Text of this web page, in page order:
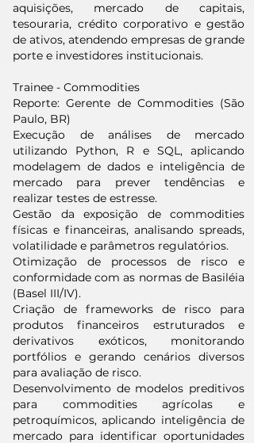
aquisições, mercado de capitais,
tesouraria, crédito corporativo e gestão
de ativos, atendendo empresas de grande
porte e investidores institucionais.
Trainee - Commodities
Reporte: Gerente de Commodities (São
Paulo, BR)
Execução de análises de mercado
utilizando Python, R e SQL, aplicando
modelagem de dados e inteligência de
mercado para prever tendências e
realizar testes de estresse.
Gestão da exposição de commodities
físicas e financeiras, analisando spreads,
volatilidade e parâmetros regulatórios.
Otimização de processos de risco e
conformidade com as normas de Basiléia
(Basel III/IV).
Criação de frameworks de risco para
produtos financeiros estruturados e
derivativos exóticos, monitorando
portfólios e gerando cenários diversos
para avaliação de risco.
Desenvolvimento de modelos preditivos
para commodities agrícolas e
petroquímicos, aplicando inteligência de
mercado para identificar oportunidades